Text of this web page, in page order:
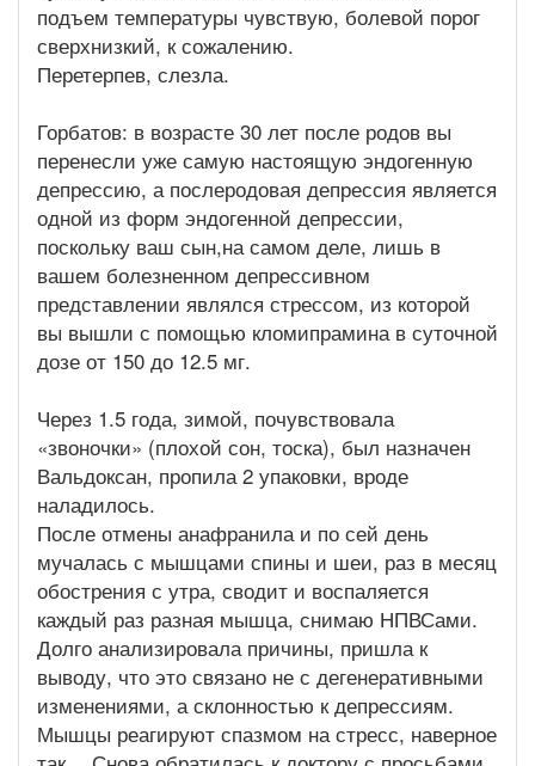
подъем температуры чувствую, болевой порог
сверхнизкий, к сожалению.
Перетерпев, слезла.
Горбатов: в возрасте 30 лет после родов вы
перенесли уже самую настоящую эндогенную
депрессию, а послеродовая депрессия является
одной из форм эндогенной депрессии,
поскольку ваш сын,на самом деле, лишь в
вашем болезненном депрессивном
представлении являлся стрессом, из которой
вы вышли с помощью кломипрамина в суточной
дозе от 150 до 12.5 мг.
Через 1.5 года, зимой, почувствовала
«звоночки» (плохой сон, тоска), был назначен
Вальдоксан, пропила 2 упаковки, вроде
наладилось.
После отмены анафранила и по сей день
мучалась с мышцами спины и шеи, раз в месяц
обострения с утра, сводит и воспаляется
каждый раз разная мышца, снимаю НПВСами.
Долго анализировала причины, пришла к
выводу, что это связано не с дегенеративными
изменениями, а склонностью к депрессиям.
Мышцы реагируют спазмом на стресс, наверное